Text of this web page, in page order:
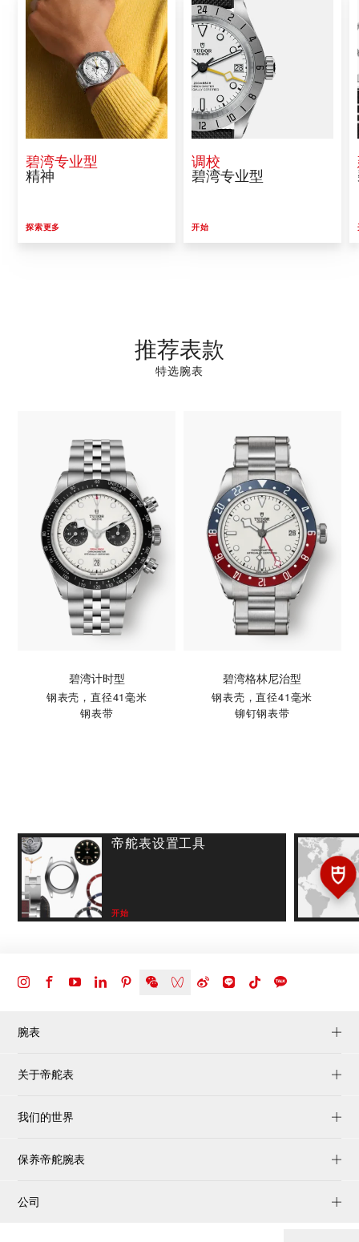
碧湾专业型
精神
探索更多
调校
碧湾专业型
开始
推荐表款
特选腕表
碧湾计时型
钢表壳，直径41毫米
钢表带
碧湾格林尼治型
钢表壳，直径41毫米
铆钉钢表带
帝舵表设置工具
开始
腕表
关于帝舵表
我们的世界
保养帝舵腕表
公司